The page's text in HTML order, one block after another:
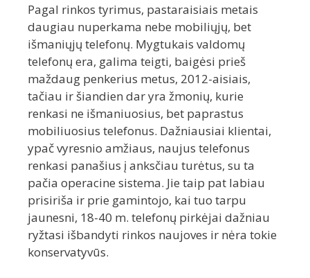
Pagal rinkos tyrimus, pastaraisiais metais
daugiau nuperkama nebe mobiliųjų, bet
išmaniųjų telefonų. Mygtukais valdomų
telefonų era, galima teigti, baigėsi prieš
maždaug penkerius metus, 2012-aisiais,
tačiau ir šiandien dar yra žmonių, kurie
renkasi ne išmaniuosius, bet paprastus
mobiliuosius telefonus. Dažniausiai klientai,
ypač vyresnio amžiaus, naujus telefonus
renkasi panašius į anksčiau turėtus, su ta
pačia operacine sistema. Jie taip pat labiau
prisiriša ir prie gamintojo, kai tuo tarpu
jaunesni, 18-40 m. telefonų pirkėjai dažniau
ryžtasi išbandyti rinkos naujoves ir nėra tokie
konservatyvūs.